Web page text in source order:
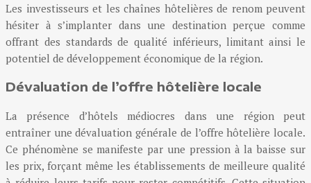
Les investisseurs et les chaînes hôtelières de renom peuvent
hésiter à s’implanter dans une destination perçue comme
offrant des standards de qualité inférieurs, limitant ainsi le
potentiel de développement économique de la région.
Dévaluation de l’offre hôtelière locale
La présence d’hôtels médiocres dans une région peut
entraîner une dévaluation générale de l’offre hôtelière locale.
Ce phénomène se manifeste par une pression à la baisse sur
les prix, forçant même les établissements de meilleure qualité